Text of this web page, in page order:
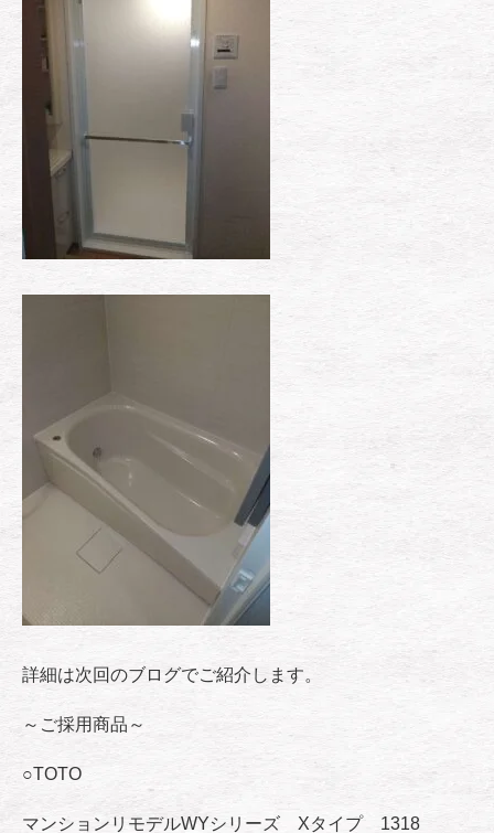
詳細は次回のブログでご紹介します。
～ご採用商品～
○TOTO
マンションリモデルWYシリーズ Xタイプ 1318